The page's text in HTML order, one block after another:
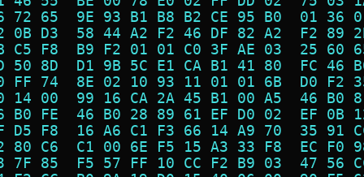
72 65  9E 93 B1 B8 B2 CE 95 B0  01
0B D3  58 44 A2 F2 46 DF 82 A2  F2
C5 F8  B9 F2 01 01 C0 3F AE 03  25
50 8D  D1 9B 5C E1 CA B1 41 80  FC
FF 74  8E 02 10 93 11 01 01 6B  D0
14 00  99 16 CA 2A 45 B1 00 A5  46
B0 FE  46 B0 28 89 61 EF D0 02  EF
D5 F8  16 A6 C1 F3 66 14 A9 70  35
80 C6  C1 00 6E F5 15 A3 33 F8  EC
7F 85  F5 57 FF 10 CC F2 B9 03  47